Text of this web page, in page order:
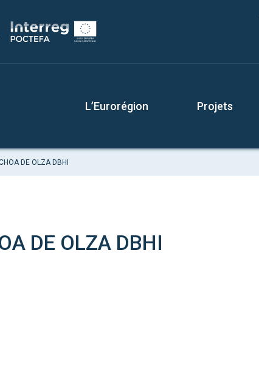
L’Eurorégion Projets
DE OLZA DBHI
DE OLZA DBHI